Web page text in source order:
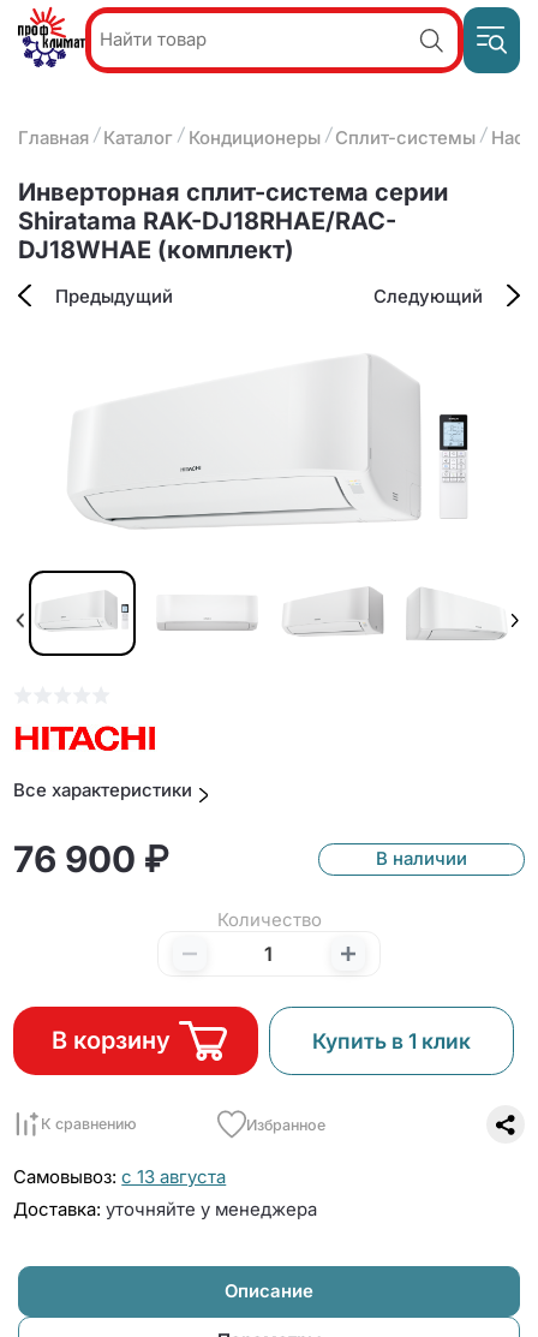
Акции и
О компании
Наши услуги
Оплата и доставка
Контакты
8
25-
93-63
Главная Каталог Кондиционеры Сплит-системы
Инверторная сплит-система серии
Shiratama RAK-DJ18RHAE/RAC-
DJ18WHAE (комплект)
Предыдущий Следующий
Все характеристики
76 900 ₽ В наличии
Количество
В корзину Купить в 1 клик
К сравнению Избранное
Самовывоз: с 13 августа
Доставка: уточняйте у менеджера
Описание